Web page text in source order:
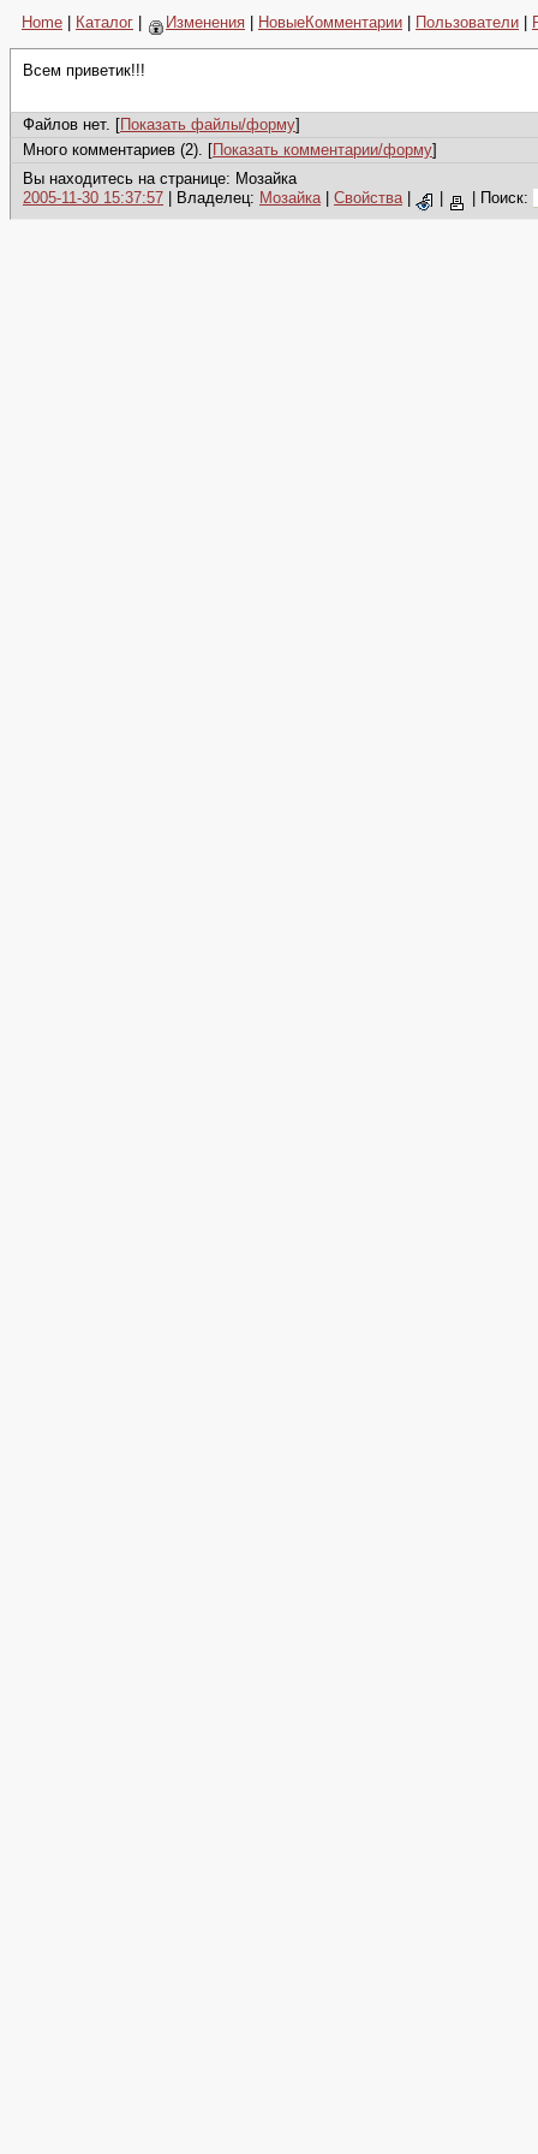
Home Каталог Изменения НовыеКомментарии Пользователи
Всем приветик!!!
Файлов нет. [Показать файлы/форму]
Много комментариев (2). [Показать комментарии/форму]
Вы находитесь на странице: Мозайка
2005-11-30 15:37:57 | Владелец: Мозайка| Свойства| Поиск: